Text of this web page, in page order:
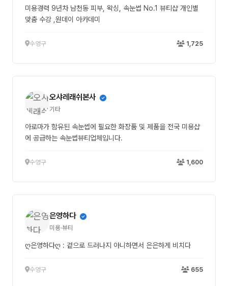
미용경력 9년차 남천동 피부, 왁싱, 속눈썹 No.1 뷰티샵 개인별
맞춤 수강 ,원데이 아카데미
수영구 1,725
오샤레래쉬본사
기타
아로마가 함유된 속눈썹에 필요한 화장품 및 제품을 전국 미용샵
에 공급하는 속눈썹뷰티업체입니다.
수영구 1,600
은영하다
미용·뷰티
ღ은영하다ღ : 겉으로 드러나지 아니하면서 은은하게 비치다
수영구 655